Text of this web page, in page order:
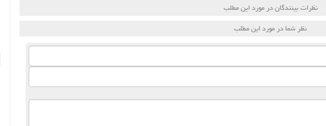
نظرات بینندگان در مورد این مطلب
نظر شما در مورد این مطلب